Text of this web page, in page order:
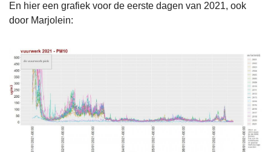
En hier een grafiek voor de eerste dagen van 2021, ook
door Marjolein: